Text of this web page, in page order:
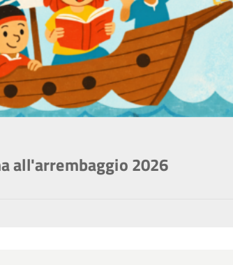
all'arrembaggio 2026